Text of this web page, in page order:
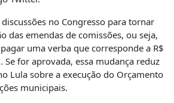
no Congresso para tornar
das emendas de comissões, ou seja,
uma verba que corresponde a R$
for aprovada, essa mudança reduz
Lula sobre a execução do Orçamento
municipais.